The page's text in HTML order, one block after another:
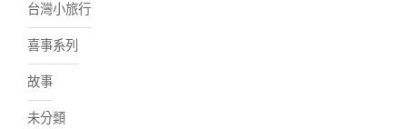
台灣小旅行
喜事系列
故事
未分類